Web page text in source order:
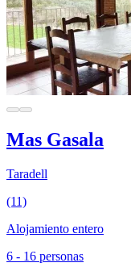
Mas Gasala
Taradell
(11)
Alojamiento entero
6 - 16 personas